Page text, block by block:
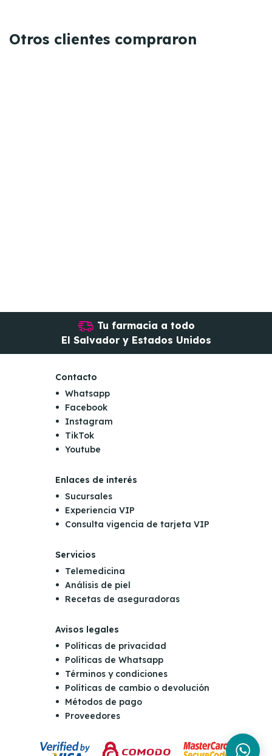
Otros clientes compraron
Tu farmacia a todo
El Salvador y Estados Unidos
Contacto
Whatsapp
Facebook
Instagram
TikTok
Youtube
Enlaces de interés
Sucursales
Experiencia VIP
Consulta vigencia de tarjeta VIP
Servicios
Telemedicina
Análisis de piel
Recetas de aseguradoras
Avisos legales
Políticas de privacidad
Políticas de Whatsapp
Términos y condiciones
Políticas de cambio o devolución
Métodos de pago
Proveedores